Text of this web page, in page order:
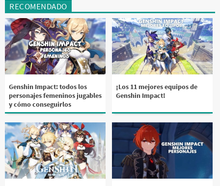
RECOMENDADO
Genshin Impact: todos los
personajes femeninos jugables
y cómo conseguirlos
¡Los 11 mejores equipos de
Genshin Impact!